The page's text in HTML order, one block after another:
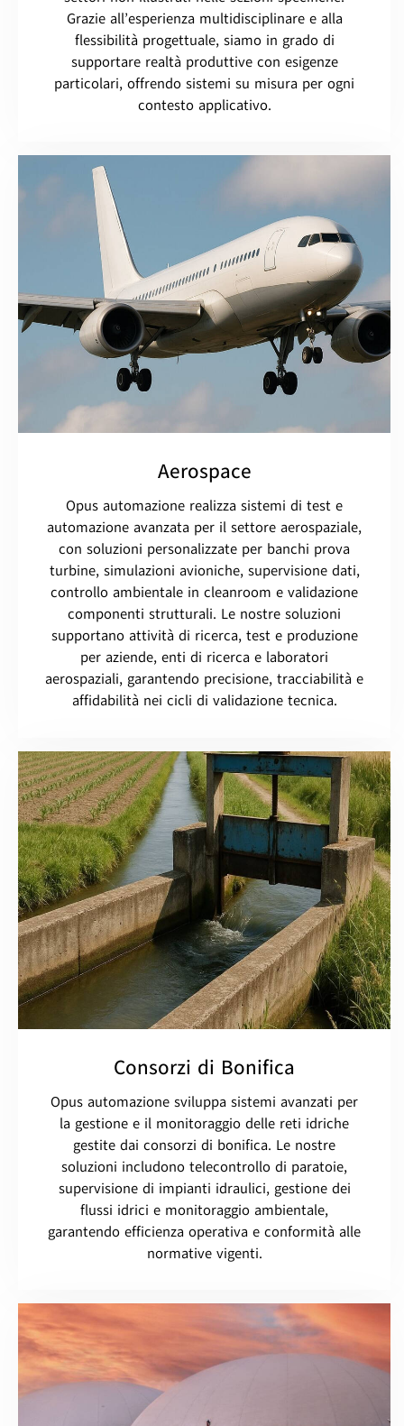
Grazie all’esperienza multidisciplinare e alla
flessibilità progettuale, siamo in grado di
supportare realtà produttive con esigenze
particolari, offrendo sistemi su misura per ogni
contesto applicativo.
Aerospace
Opus automazione realizza sistemi di test e
automazione avanzata per il settore aerospaziale,
con soluzioni personalizzate per banchi prova
turbine, simulazioni avioniche, supervisione dati,
controllo ambientale in cleanroom e validazione
componenti strutturali. Le nostre soluzioni
supportano attività di ricerca, test e produzione
per aziende, enti di ricerca e laboratori
aerospaziali, garantendo precisione, tracciabilità e
affidabilità nei cicli di validazione tecnica.
Consorzi di Bonifica
Opus automazione sviluppa sistemi avanzati per
la gestione e il monitoraggio delle reti idriche
gestite dai consorzi di bonifica. Le nostre
soluzioni includono telecontrollo di paratoie,
supervisione di impianti idraulici, gestione dei
flussi idrici e monitoraggio ambientale,
garantendo efficienza operativa e conformità alle
normative vigenti.